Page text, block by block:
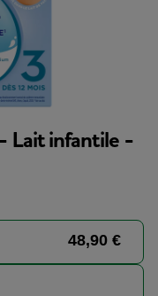
Lait infantile -
48,90 €